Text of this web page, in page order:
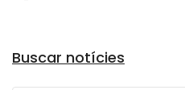
Buscar notícies